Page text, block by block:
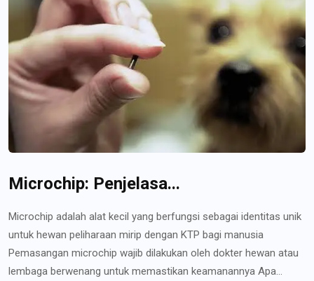
Microchip: Penjelasa...
Microchip adalah alat kecil yang berfungsi sebagai identitas unik
untuk hewan peliharaan mirip dengan KTP bagi manusia
Pemasangan microchip wajib dilakukan oleh dokter hewan atau
lembaga berwenang untuk memastikan keamanannya Apa...